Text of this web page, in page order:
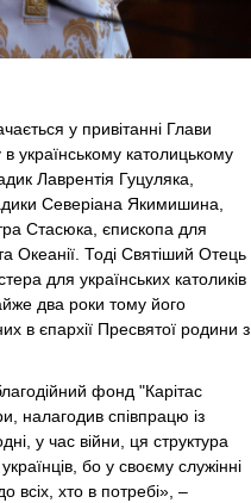
у привітанні Глави
українському католицькому
Лаврентія Гуцуляка,
Северіана Якимишина,
Стасюка, єпископа для
Океанії. Тоді Святіший Отець
для українських католиків
два роки тому його
в єпархії Пресвятої родини з
фонд "Карітас
налагодив співпрацю із
у час війни, ця структура
бо у своєму служінні
всіх, хто в потребі», –